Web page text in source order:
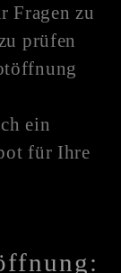
Fragen zu
prüfen
ein
für Ihre